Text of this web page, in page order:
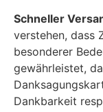
Schneller
verstehen, dass
besonderer
gewährleistet,
Dankbarkeit